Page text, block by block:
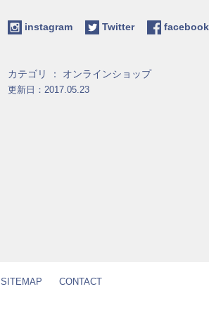
instagram Twitter
カテゴリ ： オンラインショップ
更新日：2017.05.23
SITEMAP CONTACT